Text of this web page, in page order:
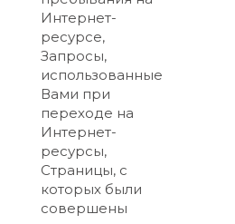
Интернет-
ресурсе,
Запросы,
использованные
Вами при
переходе на
Интернет-
ресурсы,
Страницы, с
которых были
совершены